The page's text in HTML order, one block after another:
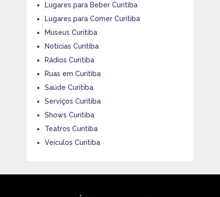
Lugares para Beber Curitiba
Lugares para Comer Curitiba
Museus Curitiba
Notícias Curitiba
Rádios Curitiba
Ruas em Curitiba
Saúde Curitiba
Serviços Curitiba
Shows Curitiba
Teatros Curitiba
Veículos Curitiba